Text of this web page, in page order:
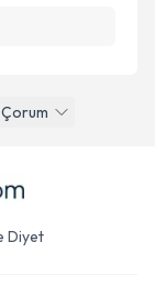
Çorum
Diyet